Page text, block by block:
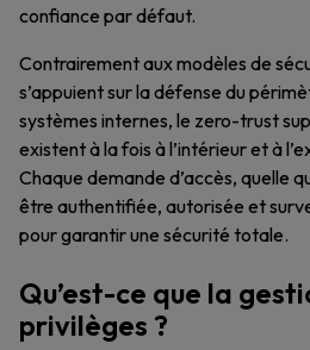
confiance par défaut.
Contrairement aux modèles de
s’appuient sur la défense du
systèmes internes, le zero-trust
existent à la fois à l’intérieur et à
Chaque demande d’accès, quelle
être authentifiée, autorisée et
pour garantir une sécurité totale.
Qu’est-ce que la
privilèges ?